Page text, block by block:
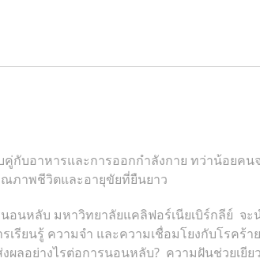
บอาหารและการออกกำลังกาย ทว่าน้อยคนจ
ภาพชีวิตและอายุขัยที่ยืนยาว
อนหลับ มหาวิทยาลัยแคลิฟอร์เนียเบิร์กลีย์ จ
รียนรู้ ความจำ และความเชื่อมโยงกับโรคร้า
ลอย่างไรต่อการนอนหลับ? ความฝันช่วยเยีย